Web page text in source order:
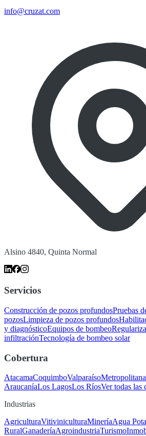
info@cruzat.com
Alsino 4840, Quinta Normal
Servicios
Construcción de pozos profundosPruebas
pozosLimpieza de pozos profundos
y diagnósticoEquipos de bombeo
infiltraciónTecnología de bombeo solar
Cobertura
AtacamaCoquimboValparaísoMetropolitana
AraucaníaLos LagosLos RíosVer todas las
Industrias
AgriculturaVitiviniculturaMineríaAgua
RuralGanaderíaAgroindustriaTurismo